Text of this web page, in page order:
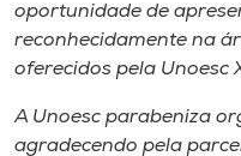
oportunidade de
reconhecidamente na
oferecidos pela Unoesc
A Unoesc parabeniza
agradecendo pela